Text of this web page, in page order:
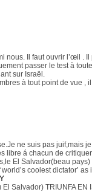
nous. Il faut ouvrir l’œil .
passer le test à
sur Israël.
à tout point de vue , il
ne suis pas juif,mais
libre á chacun de
El Salvador(beau pays)
coolest dictator’
Salvador) TRIUNFA EN